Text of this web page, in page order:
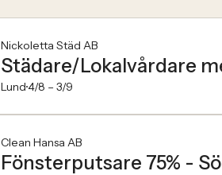
Nickoletta Städ AB
Städare/Lokalvårdare
Lund4/8 – 3/9
Clean Hansa AB
Fönsterputsare 75% -